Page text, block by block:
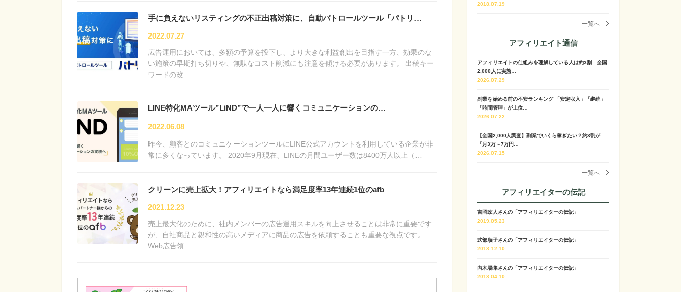
手に負えないリスティングの不正出稿対策に、自動パトロールツール「パトリ…
2022.07.27
広告運用においては、多額の予算を投下し、より大きな利益創出を目指す一方、効果のな
い施策の早期打ち切りや、無駄なコスト削減にも注意を傾ける必要があります。 出稿キー
ワードの改…
LINE特化MAツール”LiND”で一人一人に響くコミュニケーションの…
2022.06.08
昨今、顧客とのコミュニケーションツールにLINE公式アカウントを利用している企業が非
常に多くなっています。 2020年9月現在、LINEの月間ユーザー数は8400万人以上（…
クリーンに売上拡大！アフィリエイトなら満足度率13年連続1位のafb
2021.12.23
売上最大化のために、社内メンバーの広告運用スキルを向上させることは非常に重要です
が、自社商品と親和性の高いメディアに商品の広告を依頼することも重要な視点です。
Web広告領…
2018.07.19
一覧へ
アフィリエイト通信
アフィリエイトの仕組みを理解している人は約3割 全国
2,000人に実態…
2026.07.29
副業を始める前の不安ランキング 「安定収入」「継続」
「時間管理」が上位…
2026.07.22
【全国2,000人調査】副業でいくら稼ぎたい？約3割が
「月3万～7万円…
2026.07.15
一覧へ
アフィリエイターの伝記
吉岡政人さんの「アフィリエイターの伝記」
2019.05.23
式部順子さんの「アフィリエイターの伝記」
2018.12.10
内木場隼さんの「アフィリエイターの伝記」
2018.04.10